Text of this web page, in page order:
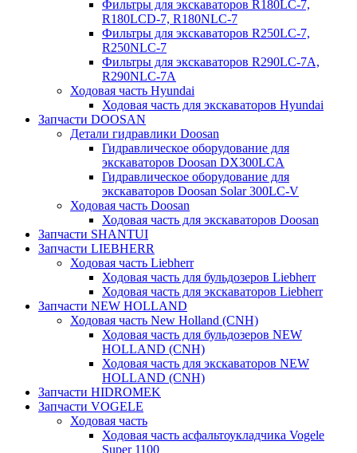
Фильтры для экскаваторов R180LC-7,
R180LCD-7, R180NLC-7
Фильтры для экскаваторов R250LC-7,
R250NLC-7
Фильтры для экскаваторов R290LC-7A,
R290NLC-7A
Ходовая часть Hyundai
Ходовая часть для экскаваторов Hyundai
Запчасти DOOSAN
Детали гидравлики Doosan
Гидравлическое оборудование для
экскаваторов Doosan DX300LCA
Гидравлическое оборудование для
экскаваторов Doosan Solar 300LC-V
Ходовая часть Doosan
Ходовая часть для экскаваторов Doosan
Запчасти SHANTUI
Запчасти LIEBHERR
Ходовая часть Liebherr
Ходовая часть для бульдозеров Liebherr
Ходовая часть для экскаваторов Liebherr
Запчасти NEW HOLLAND
Ходовая часть New Holland (CNH)
Ходовая часть для бульдозеров NEW
HOLLAND (CNH)
Ходовая часть для экскаваторов NEW
HOLLAND (CNH)
Запчасти HIDROMEK
Запчасти VOGELE
Ходовая часть
Ходовая часть асфальтоукладчика Vogele
Super 1100